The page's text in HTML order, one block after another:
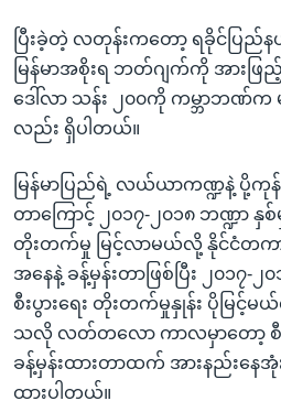
ပြီးခဲ့တဲ့ လတုန်းကတော့ ရခိုင်ပြည်
မြန်မာအစိုးရ ဘတ်ဂျက်ကို အားဖ
ဒေါ်လာ သန်း ၂၀၀ကို ကမ္ဘာဘဏ်က
လည်း ရှိပါတယ်။
မြန်မာပြည်ရဲ့ လယ်ယာကဏ္ဍနဲ့ ပို့ကု
တာကြောင့် ၂၀၁၇-၂၀၁၈ ဘဏ္ဍာ နှစ်မှ
တိုးတက်မှု မြင့်လာမယ်လို့ နိုင်ငံတကာ
အနေနဲ့ ခန့်မှန်းတာဖြစ်ပြီး ၂၀၁၇-
စီးပွားရေး တိုးတက်မှုနှုန်း ပိုမြင့်မ
သလို လတ်တလော ကာလမှာတော့ စီ
ခန့်မှန်းထားတာထက် အားနည်းနေ
ထားပါတယ်။